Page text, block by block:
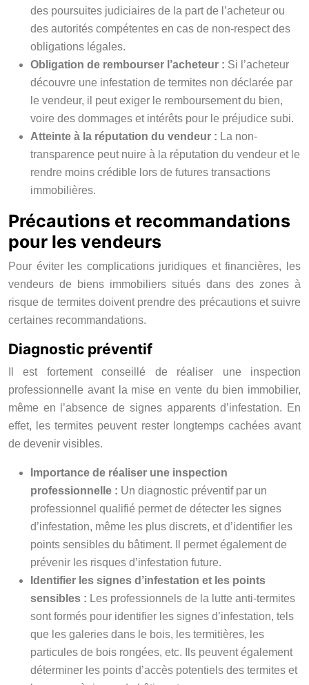
des poursuites judiciaires de la part de l’acheteur ou
des autorités compétentes en cas de non-respect des
obligations légales.
Obligation de rembourser l’acheteur : Si l’acheteur
découvre une infestation de termites non déclarée par
le vendeur, il peut exiger le remboursement du bien,
voire des dommages et intérêts pour le préjudice subi.
Atteinte à la réputation du vendeur : La non-
transparence peut nuire à la réputation du vendeur et le
rendre moins crédible lors de futures transactions
immobilières.
Précautions et recommandations
pour les vendeurs
Pour éviter les complications juridiques et financières, les
vendeurs de biens immobiliers situés dans des zones à
risque de termites doivent prendre des précautions et suivre
certaines recommandations.
Diagnostic préventif
Il est fortement conseillé de réaliser une inspection
professionnelle avant la mise en vente du bien immobilier,
même en l’absence de signes apparents d’infestation. En
effet, les termites peuvent rester longtemps cachées avant
de devenir visibles.
Importance de réaliser une inspection
professionnelle : Un diagnostic préventif par un
professionnel qualifié permet de détecter les signes
d’infestation, même les plus discrets, et d’identifier les
points sensibles du bâtiment. Il permet également de
prévenir les risques d’infestation future.
Identifier les signes d’infestation et les points
sensibles : Les professionnels de la lutte anti-termites
sont formés pour identifier les signes d’infestation, tels
que les galeries dans le bois, les termitières, les
particules de bois rongées, etc. Ils peuvent également
déterminer les points d’accès potentiels des termites et